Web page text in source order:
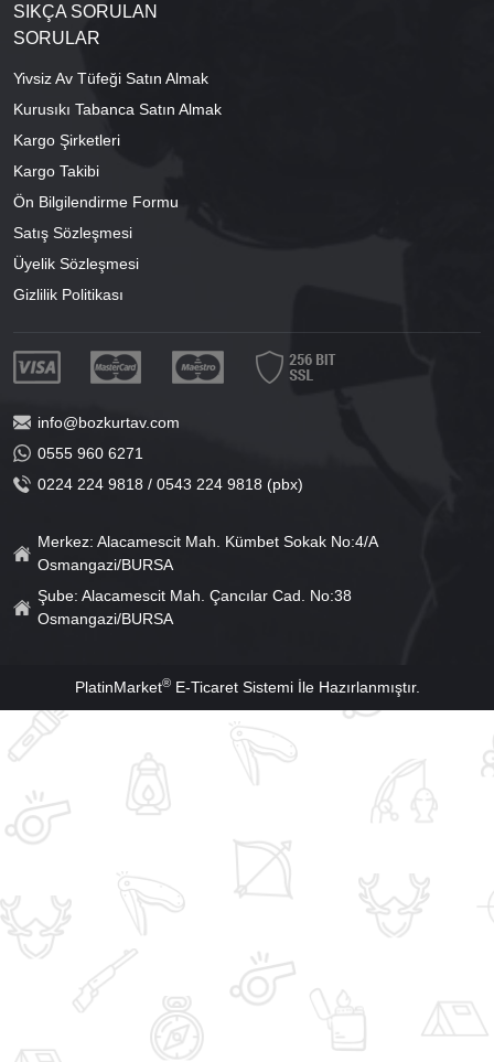
SIKÇA SORULAN
SORULAR
Yivsiz Av Tüfeği Satın Almak
Kurusıkı Tabanca Satın Almak
Kargo Şirketleri
Kargo Takibi
Ön Bilgilendirme Formu
Satış Sözleşmesi
Üyelik Sözleşmesi
Gizlilik Politikası
info@bozkurtav.com
0555 960 6271
0224 224 9818 / 0543 224 9818 (pbx)
Merkez: Alacamescit Mah. Kümbet Sokak No:4/A
Osmangazi/BURSA
Şube: Alacamescit Mah. Çancılar Cad. No:38
Osmangazi/BURSA
PlatinMarket®E-Ticaret Sistemiİle Hazırlanmıştır.